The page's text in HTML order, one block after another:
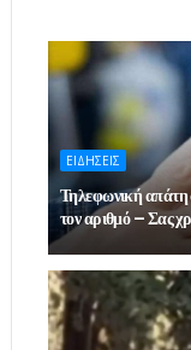
ΕΙΔΗΣΕΙΣ
Τηλεφωνική απάτη
τον αριθμό – Σας